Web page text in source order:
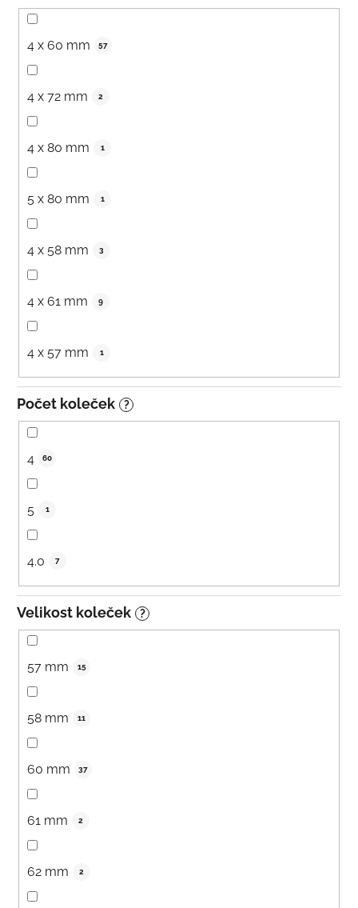
4 x 60 mm 57
4 x 72 mm 2
4 x 80 mm 1
5 x 80 mm 1
4 x 58 mm 3
4 x 61 mm 9
4 x 57 mm 1
Počet koleček ?
4 60
5 1
4.0 7
Velikost koleček ?
57 mm 15
58 mm 11
60 mm 37
61 mm 2
62 mm 2